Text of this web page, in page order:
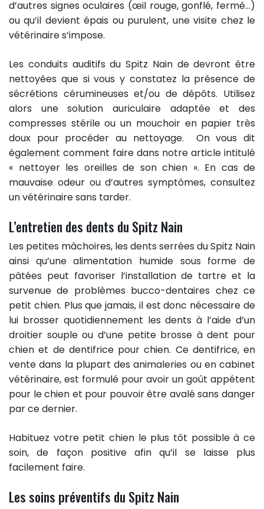
d’autres signes oculaires (œil rouge, gonflé, fermé…)
ou qu’il devient épais ou purulent, une visite chez le
vétérinaire s’impose.
Les conduits auditifs du Spitz Nain de devront être
nettoyées que si vous y constatez la présence de
sécrétions cérumineuses et/ou de dépôts. Utilisez
alors une solution auriculaire adaptée et des
compresses stérile ou un mouchoir en papier très
doux pour procéder au nettoyage. On vous dit
également comment faire dans notre article intitulé
« nettoyer les oreilles de son chien ». En cas de
mauvaise odeur ou d’autres symptômes, consultez
un vétérinaire sans tarder.
L’entretien des dents du Spitz Nain
Les petites mâchoires, les dents serrées du Spitz Nain
ainsi qu’une alimentation humide sous forme de
pâtées peut favoriser l’installation de tartre et la
survenue de problèmes bucco-dentaires chez ce
petit chien. Plus que jamais, il est donc nécessaire de
lui brosser quotidiennement les dents à l’aide d’un
droitier souple ou d’une petite brosse à dent pour
chien et de dentifrice pour chien. Ce dentifrice, en
vente dans la plupart des animaleries ou en cabinet
vétérinaire, est formulé pour avoir un goût appétent
pour le chien et pour pouvoir être avalé sans danger
par ce dernier.
Habituez votre petit chien le plus tôt possible à ce
soin, de façon positive afin qu’il se laisse plus
facilement faire.
Les soins préventifs du Spitz Nain